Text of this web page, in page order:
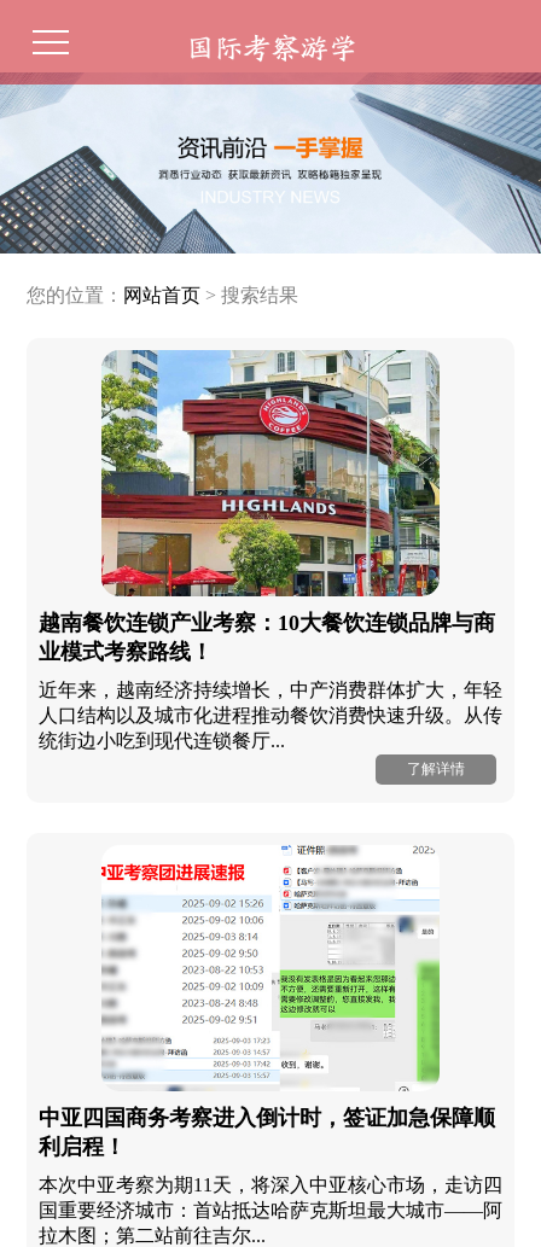
您的位置： 网站首页> 搜索结果
越南餐饮连锁产业考察：10大餐饮连锁品牌与商
业模式考察路线！
近年来，越南经济持续增长，中产消费群体扩大，年轻
人口结构以及城市化进程推动餐饮消费快速升级。从传
统街边小吃到现代连锁餐厅...
了解详情
中亚四国商务考察进入倒计时，签证加急保障顺
利启程！
本次中亚考察为期11天，将深入中亚核心市场，走访四
国重要经济城市：首站抵达哈萨克斯坦最大城市——阿
拉木图；第二站前往吉尔...